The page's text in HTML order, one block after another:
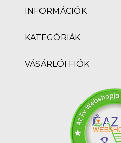
INFORMÁCIÓK
KATEGÓRIÁK
VÁSÁRLÓI FIÓK